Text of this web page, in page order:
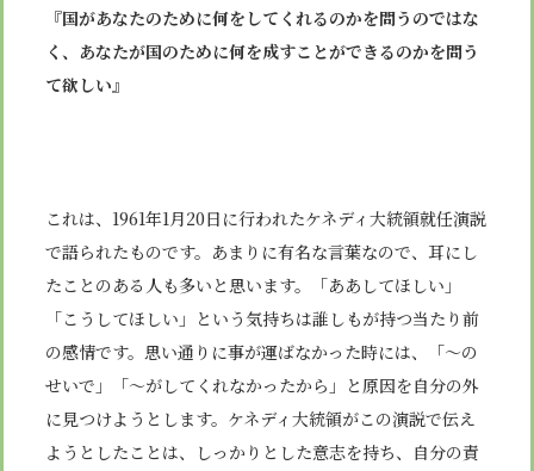
『国があなたのために何をしてくれるのかを問うのではな
く、あなたが国のために何を成すことができるのかを問う
て欲しい 』
これは、 1961年1月20日に行われたケネディ大統領就任演説
で語られたものです。あまりに有名な言葉なので、耳にし
たことのある人も多いと思います。「ああしてほしい」
「こうしてほしい」という気持ちは誰しもが持つ当たり前
の感情です。思い通りに事が運ばなかった時には、「～の
せいで」「～がしてくれなかったから」と原因を自分の外
に見つけようとします。ケネディ大統領がこの演説で伝え
ようとしたことは、しっかりとした意志を持ち、自分の責